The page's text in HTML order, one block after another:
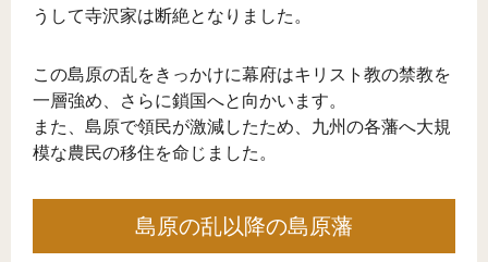
うして寺沢家は断絶となりました。
この島原の乱をきっかけに幕府はキリスト教の禁教を
一層強め、さらに鎖国へと向かいます。
また、島原で領民が激減したため、九州の各藩へ大規
模な農民の移住を命じました。
島原の乱以降の島原藩